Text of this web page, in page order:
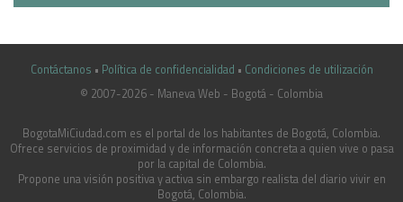
Contáctanos • Política de confidencialidad • Condiciones de utilización
© 2007-2026 - Maneva Web - Bogotá - Colombia
casinoluck.ca
BogotaMiCiudad.com es el portal de los habitantes de Bogotá, Colombia.
Ofrece servicios de proximidad y de información concreta a quien vive o pasa
por la capital de Colombia.
Propone una visión positiva y activa sin embargo realista del diario vivir en
Bogotá, Colombia.